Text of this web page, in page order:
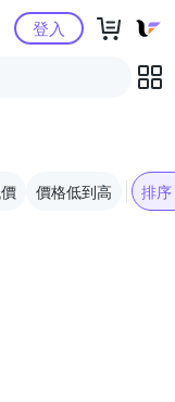
中心登入
價格低到高 排序